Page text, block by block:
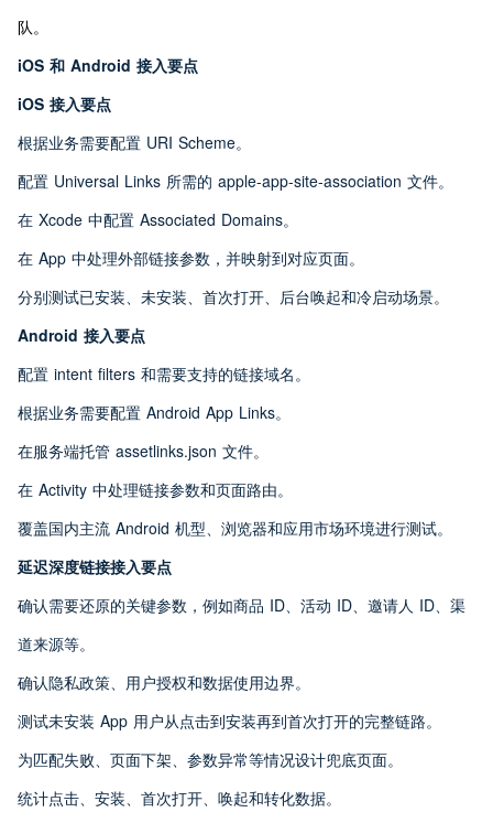
队。
iOS 和 Android 接入要点
iOS 接入要点
根据业务需要配置 URI Scheme。
配置 Universal Links 所需的 apple-app-site-association 文件。
在 Xcode 中配置 Associated Domains。
在 App 中处理外部链接参数，并映射到对应页面。
分别测试已安装、未安装、首次打开、后台唤起和冷启动场景。
Android 接入要点
配置 intent filters 和需要支持的链接域名。
根据业务需要配置 Android App Links。
在服务端托管 assetlinks.json 文件。
在 Activity 中处理链接参数和页面路由。
覆盖国内主流 Android 机型、浏览器和应用市场环境进行测试。
延迟深度链接接入要点
确认需要还原的关键参数，例如商品 ID、活动 ID、邀请人 ID、渠
道来源等。
确认隐私政策、用户授权和数据使用边界。
测试未安装 App 用户从点击到安装再到首次打开的完整链路。
为匹配失败、页面下架、参数异常等情况设计兜底页面。
统计点击、安装、首次打开、唤起和转化数据。